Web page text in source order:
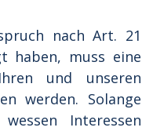
nach Art. 21
haben, muss eine
und unseren
werden. Solange
Interessen